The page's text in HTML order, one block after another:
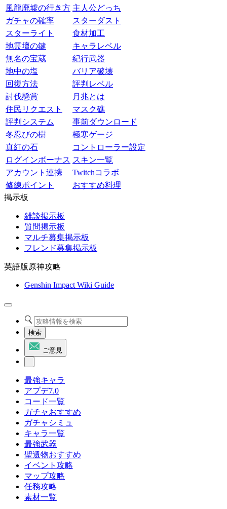
風龍廃墟の行き方 主人公どっち
ガチャの確率
スターダスト
スターライト
食材加工
地霊壇の鍵
キャラレベル
無名の宝蔵
紀行武器
地中の塩
バリア破壊
回復方法
評判レベル
討伐懸賞
月兆とは
住民リクエスト
マスク礁
評判システム
事前ダウンロード
冬忍びの樹
極寒ゲージ
真紅の石
コントローラー設定
ログインボーナス スキン一覧
アカウント連携
Twitchコラボ
修練ポイント
おすすめ料理
掲示板
雑談掲示板
質問掲示板
マルチ募集掲示板
フレンド募集掲示板
英語版原神攻略
Genshin Impact Wiki Guide
検索
ご意見
最強キャラ
アプデ7.0
コード一覧
ガチャおすすめ
ガチャシミュ
キャラ一覧
最強武器
聖遺物おすすめ
イベント攻略
マップ攻略
任務攻略
素材一覧